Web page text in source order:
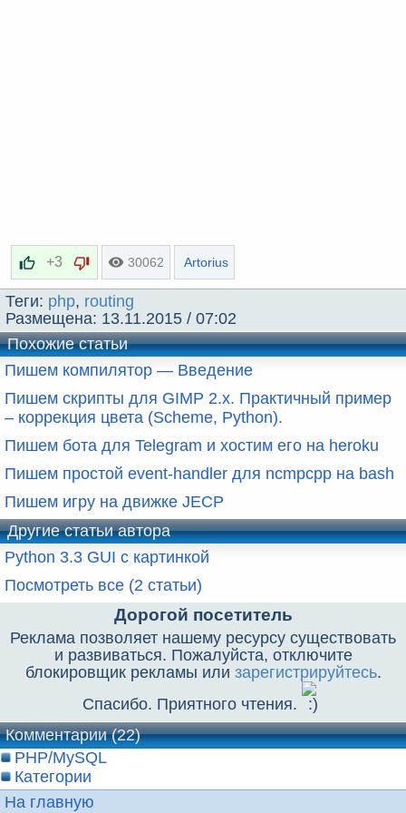
+3 30062 Artorius
Теги: php, routing
Размещена: 13.11.2015 / 07:02
Похожие статьи
Пишем компилятор — Введение
Пишем скрипты для GIMP 2.x. Практичный пример
– коррекция цвета (Scheme, Python).
Пишем бота для Telegram и хостим его на heroku
Пишем простой event-handler для ncmpcpp на bash
Пишем игру на движке JECP
Другие статьи автора
Python 3.3 GUI с картинкой
Посмотреть все (2 статьи)
Дорогой посетитель
Реклама позволяет нашему ресурсу существовать
и развиваться. Пожалуйста, отключите
блокировщик рекламы или зарегистрируйтесь.
Спасибо. Приятного чтения.
Комментарии (22)
PHP/MySQL
Категории
На главную